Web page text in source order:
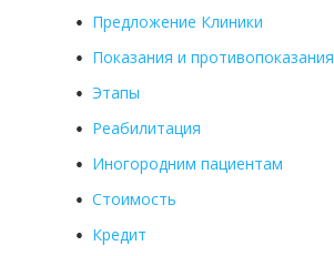
Предложение Клиники
Показания и противопоказания
Этапы
Реабилитация
Иногородним пациентам
Стоимость
Кредит